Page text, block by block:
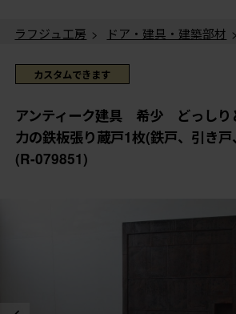
ラフジュ工房 > ドア・建具・建築部材 >
感が魅力の鉄板張り蔵戸1枚(鉄戸、引き戸
扉)(R-079851)
ラフジュ工房 > ドア・建具・建築部材
ンティーク建具 希少 どっしりとした重
鉄板張り蔵戸1枚(鉄戸、引き戸、玄関戸
079851)
ラフジュ工房 > ドア・建具・建築部材 >
玄関戸
厚感が魅力の鉄板張り蔵戸1枚(鉄戸、引
鉄扉)(R-079851)
カスタムできます
アンティーク建具 希少 どっしり
力の鉄板張り蔵戸1枚(鉄戸、引き
(R-079851)